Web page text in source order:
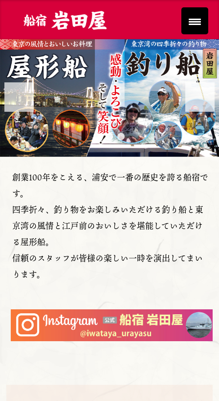
Previous Next
創業100年をこえる、浦安で一番の歴史を誇る船宿で
す。
四季折々、釣り物をお楽しみいただける釣り船と東
京湾の風情と江戸前のおいしさを堪能していただけ
る屋形船。
信頼のスタッフが皆様の楽しい一時を演出してまい
ります。